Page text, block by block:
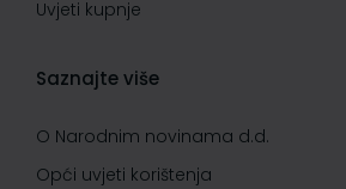
Uvjeti kupnje
Saznajte više
O Narodnim novinama d.d.
Opći uvjeti korištenja